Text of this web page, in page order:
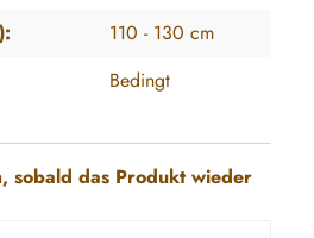
110 - 130 cm
Bedingt
sobald das Produkt wieder